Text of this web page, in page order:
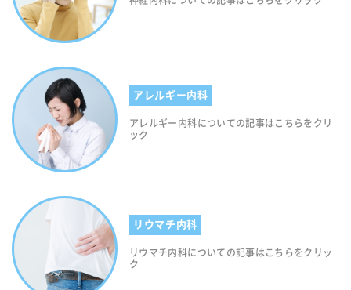
アレルギー内科
アレルギー内科についての記事はこちらをクリ
ック
リウマチ内科
リウマチ内科についての記事はこちらをクリッ
ク